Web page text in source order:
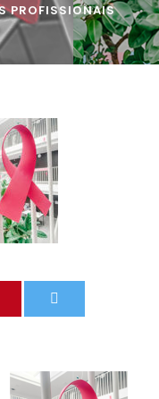
PROFISSIONAIS